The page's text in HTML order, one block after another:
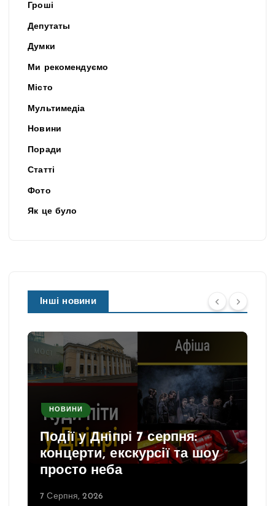
Гроші
Депутаты
Думки
Ми рекомендуємо
Місто
Мультимедіа
Новини
Поради
Статті
Фото
Як це було
Інші новини
НОВИНИ
Події у Дніпрі 7 серпня:
концерти, екскурсії та шоу
просто неба
7 Серпня, 2026